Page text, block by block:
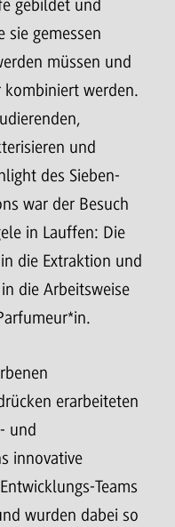
gebildet und
sie gemessen
müssen und
kombiniert werden.
und
des Sieben-
war der Besuch
in Lauffen: Die
die Extraktion und
die Arbeitsweise
erarbeiteten
und
innovative
Teams
wurden dabei so